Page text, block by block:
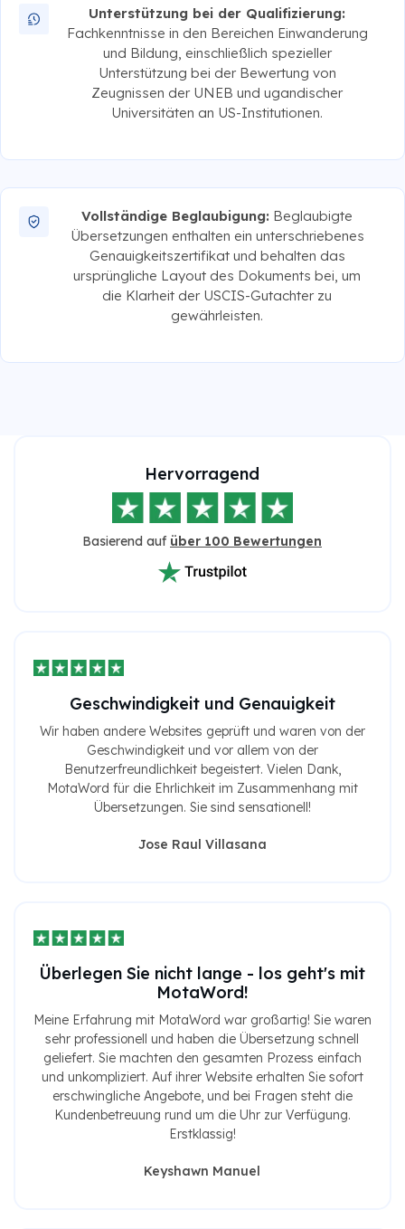
Unterstützung bei der Qualifizierung:
Fachkenntnisse in den Bereichen Einwanderung
und Bildung, einschließlich spezieller
Unterstützung bei der Bewertung von
Zeugnissen der UNEB und ugandischer
Universitäten an US-Institutionen.
Vollständige Beglaubigung: Beglaubigte
Übersetzungen enthalten ein unterschriebenes
Genauigkeitszertifikat und behalten das
ursprüngliche Layout des Dokuments bei, um
die Klarheit der USCIS-Gutachter zu
gewährleisten.
Hervorragend
Basierend auf über 100 Bewertungen
Geschwindigkeit und Genauigkeit
Wir haben andere Websites geprüft und waren von der
Geschwindigkeit und vor allem von der
Benutzerfreundlichkeit begeistert. Vielen Dank,
MotaWord für die Ehrlichkeit im Zusammenhang mit
Übersetzungen. Sie sind sensationell!
Jose Raul Villasana
Überlegen Sie nicht lange - los geht's mit
MotaWord!
Meine Erfahrung mit MotaWord war großartig! Sie waren
sehr professionell und haben die Übersetzung schnell
geliefert. Sie machten den gesamten Prozess einfach
und unkompliziert. Auf ihrer Website erhalten Sie sofort
erschwingliche Angebote, und bei Fragen steht die
Kundenbetreuung rund um die Uhr zur Verfügung.
Erstklassig!
Keyshawn Manuel